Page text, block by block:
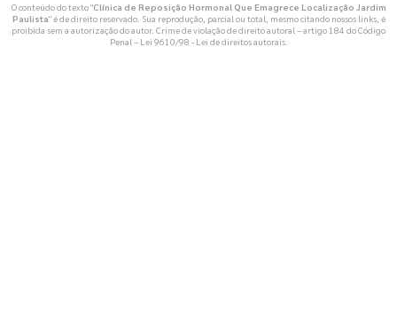
O conteúdo do texto "Clínica de Reposição Hormonal Que Emagrece Localização Jardim
Paulista" é de direito reservado. Sua reprodução, parcial ou total, mesmo citando nossos links, é
proibida sem a autorização do autor. Crime de violação de direito autoral – artigo 184 do Código
Penal – Lei 9610/98 - Lei de direitos autorais.